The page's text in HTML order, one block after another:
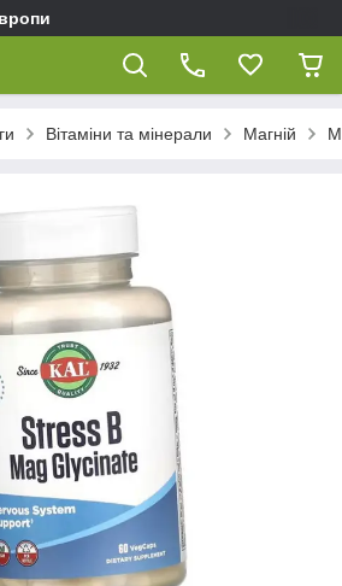
Вітаміни та мінерали Магній